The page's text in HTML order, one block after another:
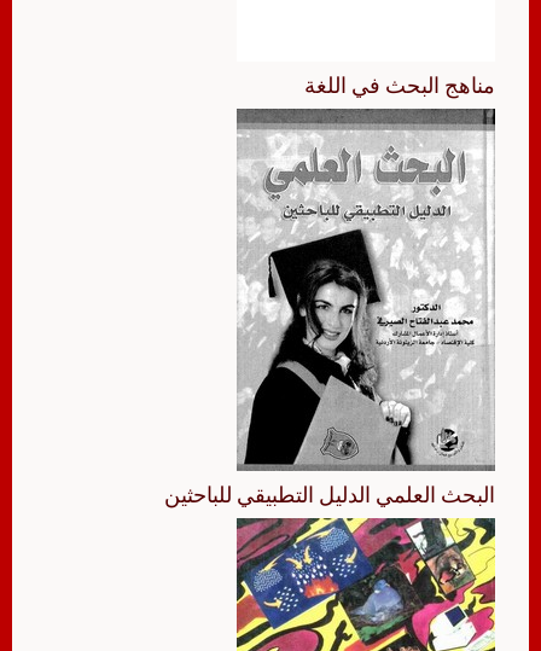
مناهج البحث في اللغة
البحث العلمي الدليل التطبيقي للباحثين